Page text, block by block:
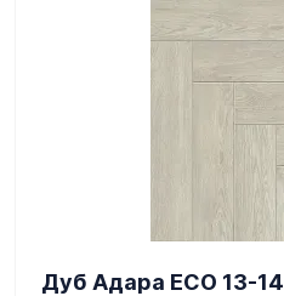
Дуб Адара ЕСО 13-14